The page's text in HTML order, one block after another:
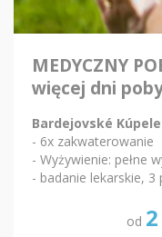
MEDYCZNY
więcej dni
Bardejovské Kúpele
- 6x zakwaterowanie
- Wyżywienie: pełne
- badanie lekarskie, 3
od